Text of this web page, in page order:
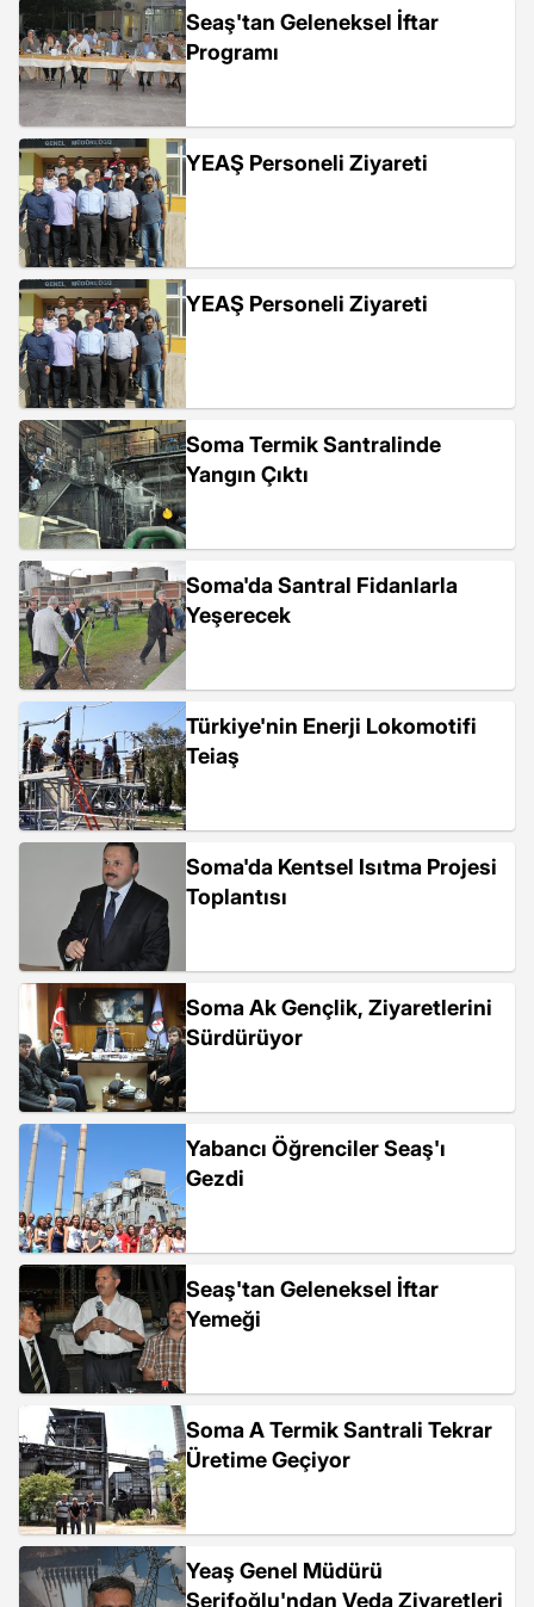
Seaş'tan Geleneksel İftar
Programı
YEAŞ Personeli Ziyareti
YEAŞ Personeli Ziyareti
Soma Termik Santralinde
Yangın Çıktı
Soma'da Santral Fidanlarla
Yeşerecek
Türkiye'nin Enerji Lokomotifi
Teiaş
Soma'da Kentsel Isıtma Projesi
Toplantısı
Soma Ak Gençlik, Ziyaretlerini
Sürdürüyor
Yabancı Öğrenciler Seaş'ı
Gezdi
Seaş'tan Geleneksel İftar
Yemeği
Soma A Termik Santrali Tekrar
Üretime Geçiyor
Yeaş Genel Müdürü
Şerifoğlu'ndan Veda Ziyaretleri